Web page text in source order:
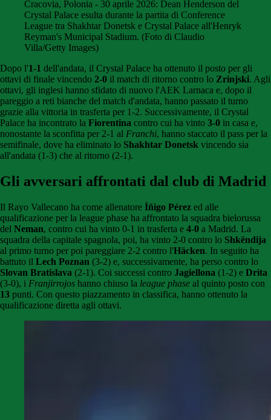
Cracovia, Polonia - 30 aprile 2026: Dean Henderson del
Crystal Palace esulta durante la partita di Conference
League tra Shakhtar Donetsk e Crystal Palace all'Henryk
Reyman's Municipal Stadium. (Foto di Claudio
Villa/Getty Images)
Dopo l'1-1 dell'andata, il Crystal Palace ha ottenuto il posto per gli
ottavi di finale vincendo 2-0 il match di ritorno contro lo Zrinjski. Agli
ottavi, gli inglesi hanno sfidato di nuovo l'AEK Larnaca e, dopo il
pareggio a reti bianche del match d'andata, hanno passato il turno
grazie alla vittoria in trasferta per 1-2. Successivamente, il Crystal
Palace ha incontrato la Fiorentina contro cui ha vinto 3-0 in casa e,
nonostante la sconfitta per 2-1 al Franchi, hanno staccato il pass per la
semifinale, dove ha eliminato lo Shakhtar Donetsk vincendo sia
all'andata (1-3) che al ritorno (2-1).
Gli avversari affrontati dal club di Madrid
Il Rayo Vallecano ha come allenatore Íñigo Pérez ed alle
qualificazione per la league phase ha affrontato la squadra bielorussa
del Neman, contro cui ha vinto 0-1 in trasferta e 4-0 a Madrid. La
squadra della capitale spagnola, poi, ha vinto 2-0 contro lo Shkëndija
al primo turno per poi pareggiare 2-2 contro l'Häcken. In seguito ha
battuto il Lech Poznan (3-2) e, successivamente, ha perso contro lo
Slovan Bratislava (2-1). Coi successi contro Jagiellona (1-2) e Drita
(3-0), i Franjirrojos hanno chiuso la league phase al quinto posto con
13 punti. Con questo piazzamento in classifica, hanno ottenuto la
qualificazione diretta agli ottavi.